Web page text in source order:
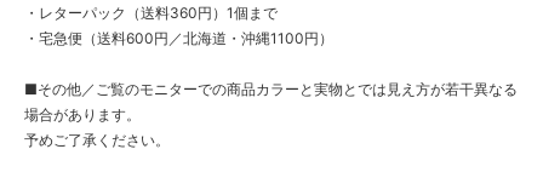
・レターパック（送料360円）1個まで
・宅急便（送料600円／北海道・沖縄1100円）
■その他／ご覧のモニターでの商品カラーと実物とでは見え方が若干異なる
場合があります。
予めご了承ください。